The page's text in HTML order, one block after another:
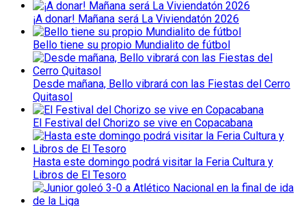
¡A donar! Mañana será La Viviendatón 2026
Bello tiene su propio Mundialito de fútbol
Desde mañana, Bello vibrará con las Fiestas del Cerro
Quitasol
El Festival del Chorizo se vive en Copacabana
Hasta este domingo podrá visitar la Feria Cultura y
Libros de El Tesoro